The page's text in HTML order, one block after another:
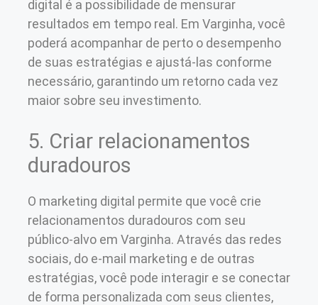
digital é a possibilidade de mensurar
resultados em tempo real. Em Varginha, você
poderá acompanhar de perto o desempenho
de suas estratégias e ajustá-las conforme
necessário, garantindo um retorno cada vez
maior sobre seu investimento.
5. Criar relacionamentos
duradouros
O marketing digital permite que você crie
relacionamentos duradouros com seu
público-alvo em Varginha. Através das redes
sociais, do e-mail marketing e de outras
estratégias, você pode interagir e se conectar
de forma personalizada com seus clientes,